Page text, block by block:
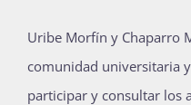
Uribe Morfín y Chaparro
comunidad universitaria
participar y consultar los